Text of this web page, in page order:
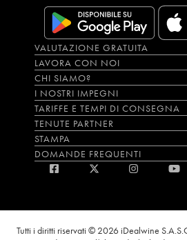
VALUTAZIONE GRATUITA
LAVORA CON NOI
CHI SIAMO?
I NOSTRI IMPEGNI
TARIFFE E TEMPI DI CONSEGNA
TENUTE PARTNER
STAMPA
DOMANDE FREQUENTI
Tutti i diritti riservati © 2026 iDealwine S.A.S.